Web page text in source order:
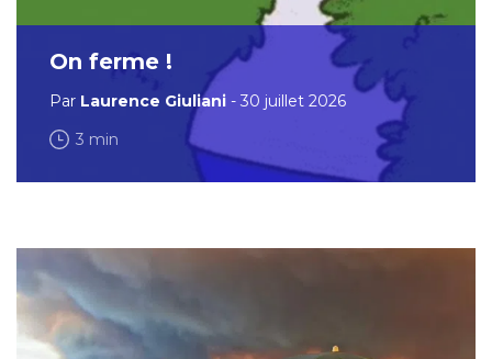
On ferme !
Par Laurence Giuliani - 30 juillet 2026
3 min